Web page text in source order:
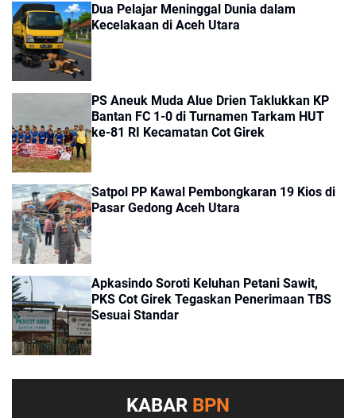
Dua Pelajar Meninggal Dunia dalam
Kecelakaan di Aceh Utara
PS Aneuk Muda Alue Drien Taklukkan KP
Bantan FC 1-0 di Turnamen Tarkam HUT
ke-81 RI Kecamatan Cot Girek
Satpol PP Kawal Pembongkaran 19 Kios di
Pasar Gedong Aceh Utara
Apkasindo Soroti Keluhan Petani Sawit,
PKS Cot Girek Tegaskan Penerimaan TBS
Sesuai Standar
KABAR BPN